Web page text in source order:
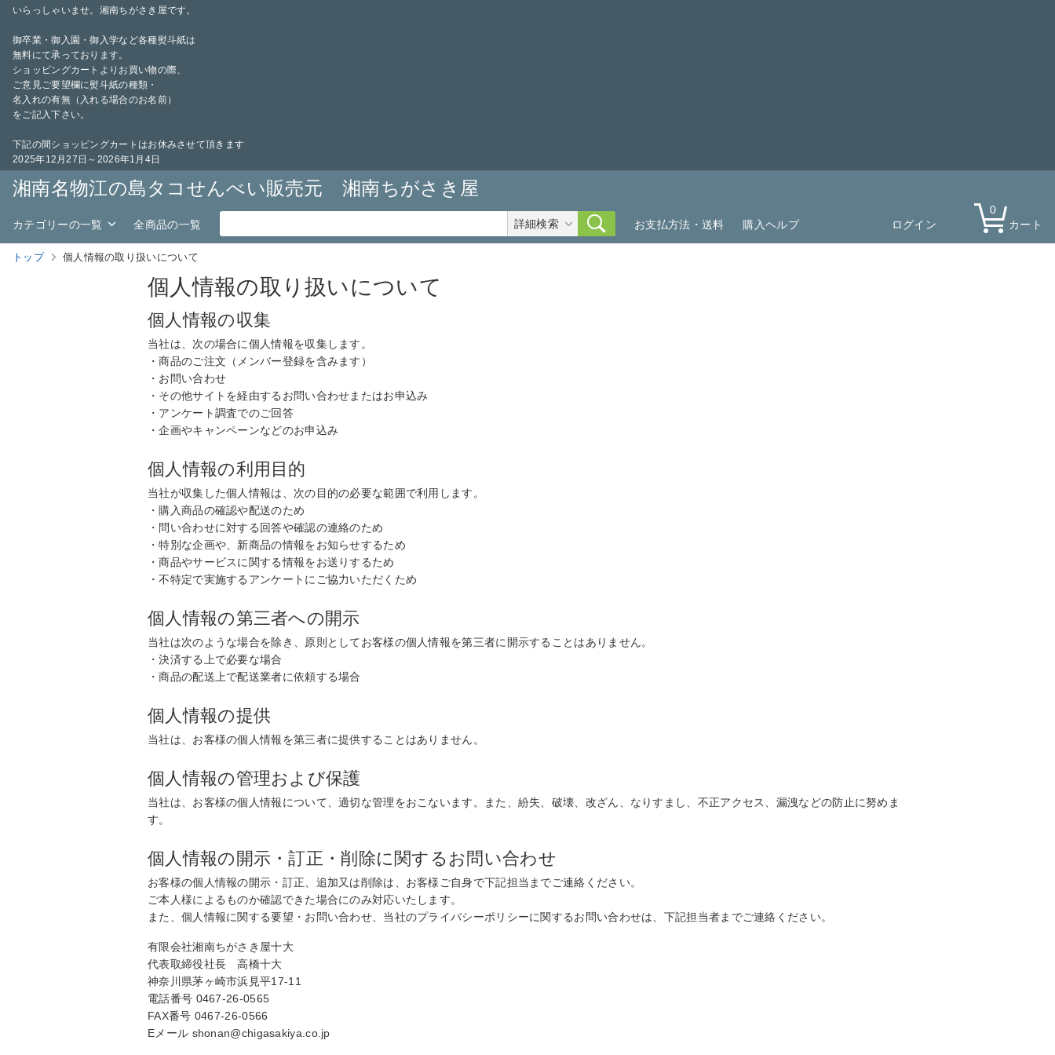
いらっしゃいませ。湘南ちがさき屋です。
御卒業・御入園・御入学など各種熨斗紙は
無料にて承っております。
ショッピングカートよりお買い物の際、
ご意見ご要望欄に熨斗紙の種類・
名入れの有無（入れる場合のお名前）
をご記入下さい。
下記の間ショッピングカートはお休みさせて頂きます
2025年12月27日～2026年1月4日
湘南名物江の島タコせんべい販売元 湘南ちがさき屋
カテゴリーの一覧 全商品の一覧 ログイン カート
0
お支払方法・送料
購入ヘルプ
詳細検索
トップ 個人情報の取り扱いについて
個人情報の取り扱いについて
個人情報の収集
当社は、次の場合に個人情報を収集します。
・商品のご注文（メンバー登録を含みます）
・お問い合わせ
・その他サイトを経由するお問い合わせまたはお申込み
・アンケート調査でのご回答
・企画やキャンペーンなどのお申込み
個人情報の利用目的
当社が収集した個人情報は、次の目的の必要な範囲で利用します。
・購入商品の確認や配送のため
・問い合わせに対する回答や確認の連絡のため
・特別な企画や、新商品の情報をお知らせするため
・商品やサービスに関する情報をお送りするため
・不特定で実施するアンケートにご協力いただくため
個人情報の第三者への開示
当社は次のような場合を除き、原則としてお客様の個人情報を第三者に開示することはありません。
・決済する上で必要な場合
・商品の配送上で配送業者に依頼する場合
個人情報の提供
当社は、お客様の個人情報を第三者に提供することはありません。
個人情報の管理および保護
当社は、お客様の個人情報について、適切な管理をおこないます。また、紛失、破壊、改ざん、なりすまし、不正アクセス、漏洩などの防止に努めま
す。
個人情報の開示・訂正・削除に関するお問い合わせ
お客様の個人情報の開示・訂正、追加又は削除は、お客様ご自身で下記担当までご連絡ください。
ご本人様によるものか確認できた場合にのみ対応いたします。
また、個人情報に関する要望・お問い合わせ、当社のプライバシーポリシーに関するお問い合わせは、下記担当者までご連絡ください。
有限会社湘南ちがさき屋十大
代表取締役社長 高橋十大
神奈川県茅ヶ崎市浜見平17-11
電話番号 0467-26-0565
FAX番号 0467-26-0566
Eメール shonan@chigasakiya.co.jp